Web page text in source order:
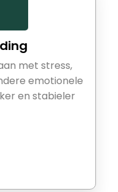
met stress,
emotionele
en stabieler